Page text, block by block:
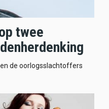
twee
de oorlogsslachtoffers